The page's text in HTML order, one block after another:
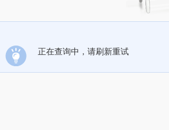
正在查询中，请刷新重试